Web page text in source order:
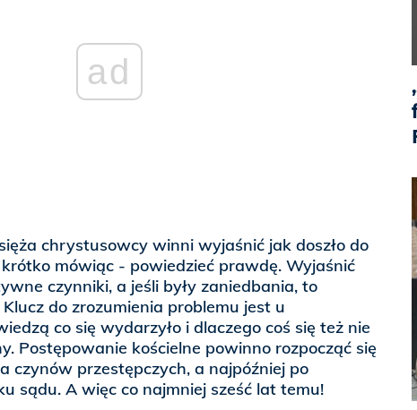
ad
chrystusowcy winni wyjaśnić jak doszło do
mówiąc - powiedzieć prawdę. Wyjaśnić
czynniki, a jeśli były zaniedbania, to
do zrozumienia problemu jest u
co się wydarzyło i dlaczego coś się też nie
Postępowanie kościelne powinno rozpocząć się
czynów przestępczych, a najpóźniej po
sądu. A więc co najmniej sześć lat temu!